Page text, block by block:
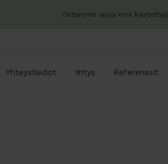
Ostamme isoja eriä
Yhteystiedot Yritys Referenssit